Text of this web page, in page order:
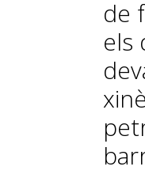
de
els